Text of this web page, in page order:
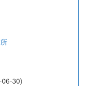
30)